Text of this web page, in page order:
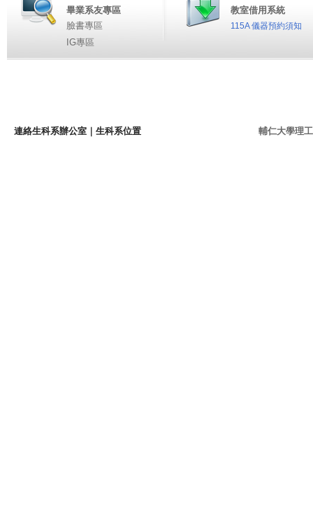
畢業系友專區
臉書專區
IG專區
教室借用系統
115A 儀器預約須知
連絡生科系辦公室 生科系位置 輔仁大學理